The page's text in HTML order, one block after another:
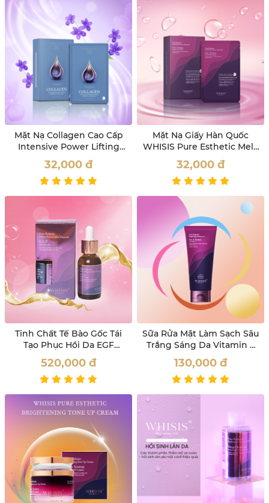
Mặt Nạ Collagen Cao Cấp
Intensive Power Lifting
Essence Whisis
32,000 đ
Mặt Nạ Giấy Hàn Quốc
WHISIS Pure Esthetic Mela
White Essence Dưỡng
Trắng Da 25ml
32,000 đ
Tinh Chất Tế Bào Gốc Tái
Tạo Phục Hồi Da EGF
Whisis
520,000 đ
Sữa Rửa Mặt Làm Sạch Sâu
Trắng Sáng Da Vitamin E
Whisis 120ml
130,000 đ